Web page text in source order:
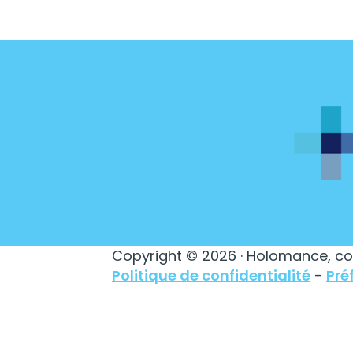
Copyright © 2026 · Holomance,
Politique de confidentialité -